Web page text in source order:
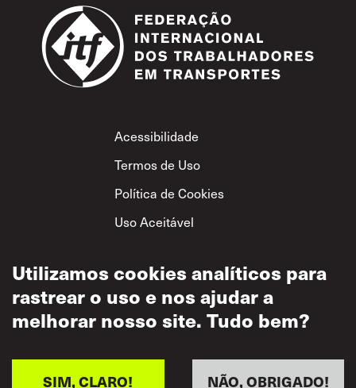
Footer
Acessibilidade
Termos de Uso
Política de Cookies
Uso Aceitável
Privacidade
Política de Respeito
Utilizamos cookies analíticos para
rastrear o uso e nos ajudar a
melhorar nosso site. Tudo bem?
NÃO, OBRIGADO!
SIM, CLARO!